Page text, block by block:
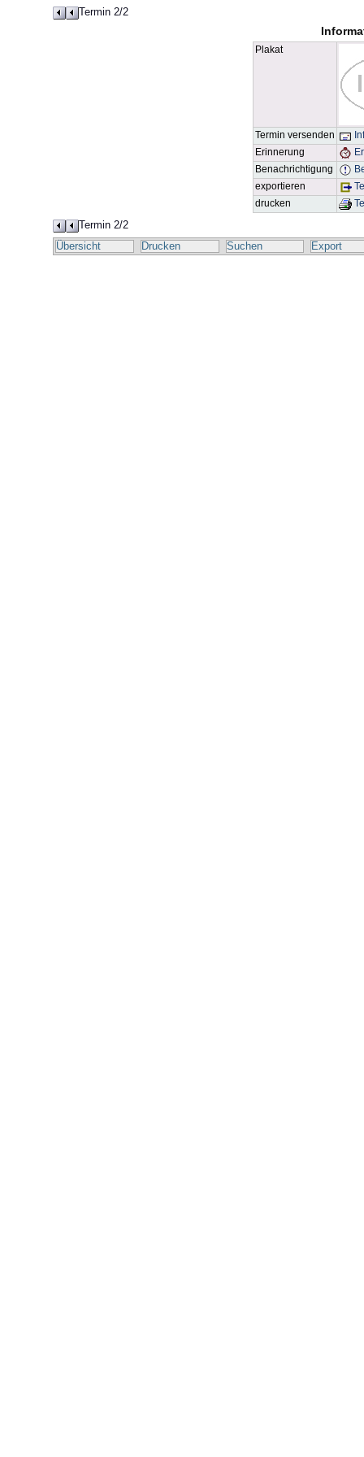
Termin 2/2
Plakat
Termin versenden
Erinnerung
Benachrichtigung
exportieren
drucken
Termin 2/2
Übersicht
Drucken Suchen Export